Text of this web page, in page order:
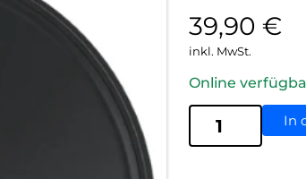
39,90 €
inkl. MwSt.
Online
In